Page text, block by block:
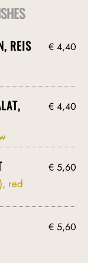
REIS € 4,40
€ 4,40
red
€ 5,60
€ 5,60